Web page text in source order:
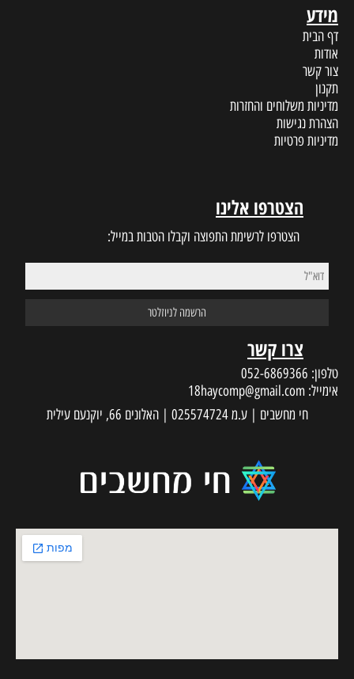
מידע
דף הבית
אודות
צור קשר
תקנון
מדיניות משלוחים והחזרות
הצהרת נגישות
מדיניות פרטיות
הצטרפו אלינו
הצטרפו לרשימת התפוצה וקבלו הטבות במייל:
צרו קשר
טלפון: 052-6869366
אימייל: 18haycomp@gmail.com
חי מחשבים | ע.מ 025574724 | האלונים 66, יוקנעם עילית